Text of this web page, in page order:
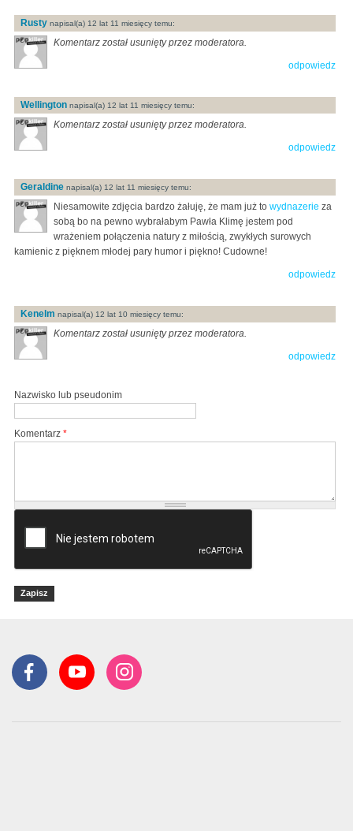
Rusty napisal(a) 12 lat 11 miesięcy temu:
Komentarz został usunięty przez moderatora.
odpowiedz
Wellington napisal(a) 12 lat 11 miesięcy temu:
Komentarz został usunięty przez moderatora.
odpowiedz
Geraldine napisal(a) 12 lat 11 miesięcy temu:
Niesamowite zdjęcia bardzo żałuję, że mam już to wydnazerie za
sobą bo na pewno wybrałabym Pawła Klimę jestem pod
wrażeniem połączenia natury z miłością, zwykłych surowych
kamienic z pięknem młodej pary humor i piękno! Cudowne!
odpowiedz
Kenelm napisal(a) 12 lat 10 miesięcy temu:
Komentarz został usunięty przez moderatora.
odpowiedz
Nazwisko lub pseudonim
Komentarz *